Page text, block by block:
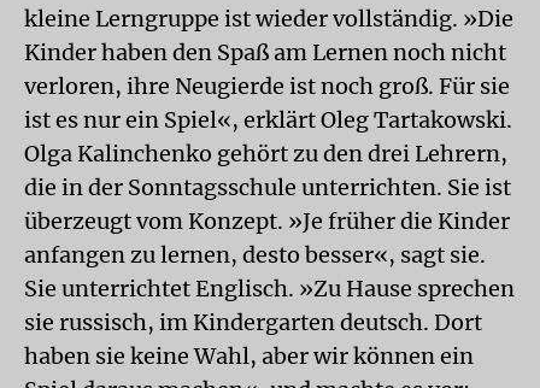
kleine Lerngruppe ist wieder vollständig. »Die
Kinder haben den Spaß am Lernen noch nicht
verloren, ihre Neugierde ist noch groß. Für sie
ist es nur ein Spiel«, erklärt Oleg Tartakowski.
Olga Kalinchenko gehört zu den drei Lehrern,
die in der Sonntagsschule unterrichten. Sie ist
überzeugt vom Konzept. »Je früher die Kinder
anfangen zu lernen, desto besser«, sagt sie.
Sie unterrichtet Englisch. »Zu Hause sprechen
sie russisch, im Kindergarten deutsch. Dort
haben sie keine Wahl, aber wir können ein